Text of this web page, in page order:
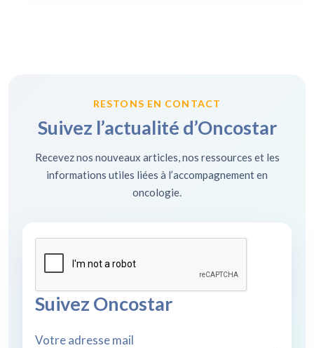
RESTONS EN CONTACT
Suivez l’actualité d’Oncostar
Recevez nos nouveaux articles, nos ressources et les
informations utiles liées à l’accompagnement en
oncologie.
Suivez Oncostar
Votre adresse mail